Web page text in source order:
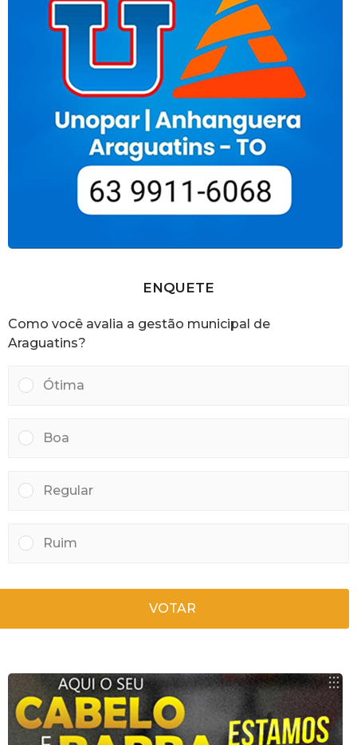
t
á
ENQUETE
Como você avalia a gestão municipal de
Araguatins?
Ótima
Boa
Regular
Ruim
VOTAR